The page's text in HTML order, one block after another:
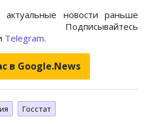
новости раньше
Telegram.
в Google.News
Госстат